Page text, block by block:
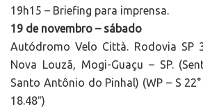
19h15 – Briefing para imprensa.
19 de novembro – sábado
Autódromo Velo Città. Rodovia SP
Nova Louzã, Mogi-Guaçu – SP.
Santo Antônio do Pinhal) (WP – S 22°
18.48″)